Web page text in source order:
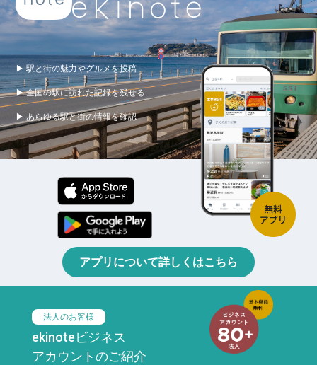
▶ 駅と街の魅力やグルメを投稿
▶ 全国の駅に訪れた記録を残せる
▶ あらゆる駅と街の情報を確認
アプリについて詳しくはこちら
法人のお客様
ekinoteビジネス
アカウントのご紹介